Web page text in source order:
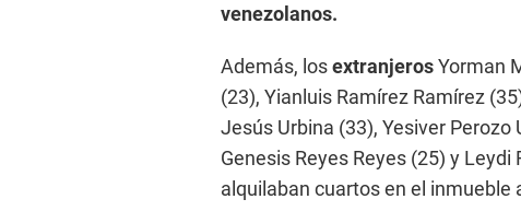
venezolanos.
Además, losextranjerosYorman
(23), Yianluis Ramírez Ramírez
Jesús Urbina (33), Yesiver Perozo
Genesis Reyes Reyes (25) y
alquilaban cuartos en el inmueble